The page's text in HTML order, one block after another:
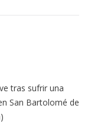
tras sufrir una
San Bartolomé de